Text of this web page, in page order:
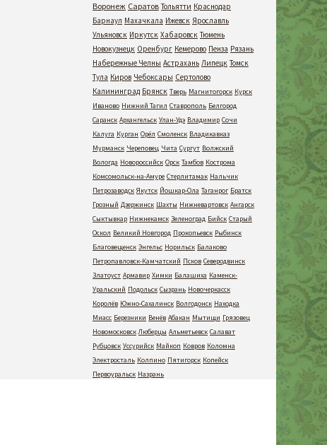
Воронеж Саратов Тольятти Краснодар
Барнаул Махачкала Ижевск Ярославль
Ульяновск Иркутск Хабаровск Тюмень
Новокузнецк Оренбург Кемерово Пенза Рязань
Набережные Челны Астрахань Липецк Томск
Тула Киров Чебоксары Сертолово
Калининград Брянск Тверь Магнитогорск Курск
Иваново Нижний Тагил Ставрополь Белгород
Саранск Архангельск Улан-Удэ Владимир Сочи
Калуга Курган Орёл Смоленск Владикавказ
Мурманск Череповец Чита Сургут Волжский
Вологда Новороссийск Орск Тамбов Кострома
Комсомольск-на-Амуре Стерлитамак Нальчик
Петрозаводск Якутск Йошкар-Ола Таганрог Братск
Грозный Дзержинск Шахты Нижневартовск Ангарск
Сыктывкар Нижнекамск Зеленоград Бийск Старый
Оскол Великий Новгород Прокопьевск Рыбинск
Благовещенск Энгельс Норильск Балаково
Петропавловск-Камчатский Псков Северодвинск
Златоуст Армавир Химки Балашиха Каменск-
Уральский Подольск Сызрань Новочеркасск
Королёв Южно-Сахалинск Волгодонск Находка
Миасс Березники Венёв Абакан Мытищи Грязовец
Новомосковск Люберцы Альметьевск Салават
Рубцовск Уссурийск Майкоп Ковров Коломна
Электросталь Колпино Пятигорск Копейск
Первоуральск Назрань